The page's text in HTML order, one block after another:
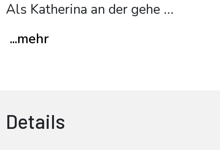
Als Katherina an der gehe ...
...mehr
Details